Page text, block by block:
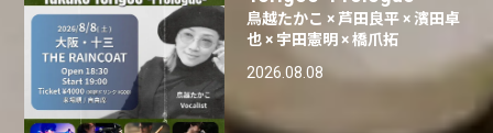
鳥越たかこ × 芦田良平 × 濱田卓
也 × 宇田憲明 × 橋爪拓
2026.08.08